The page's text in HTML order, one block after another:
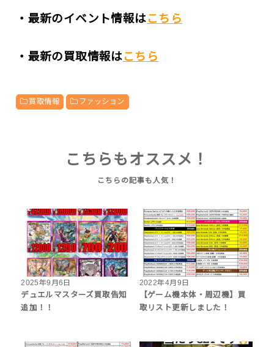
・最新のイベント情報はこちら
・最新の買取情報はこちら
買取情報 ファッション
こちらもオススメ！
2025年9月6日
デュエルマスターズ買取告知
追加！！
2022年4月9日
【ゲーム機本体・周辺機】買
取リスト更新しました！